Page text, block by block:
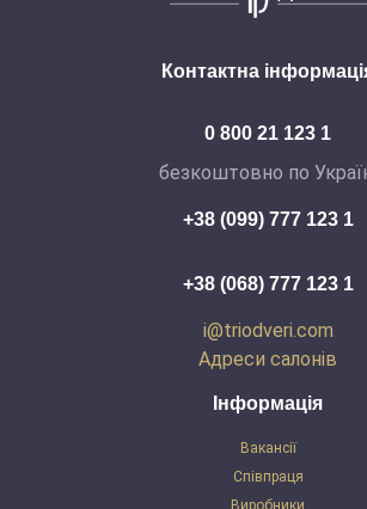
Інформація
Вакансії
Співпраця
Контактна
0 800 21 123 1
безкоштовно по
+38 (099) 777 123 1
+38 (068) 777 123 1
i@triodveri.com
Адреси салонів